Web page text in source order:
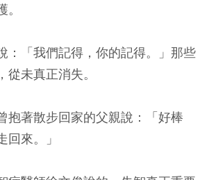
：「我們記得，你的記得。」那些
未真正消失。
抱著散步回家的父親說：「好棒
回來。」